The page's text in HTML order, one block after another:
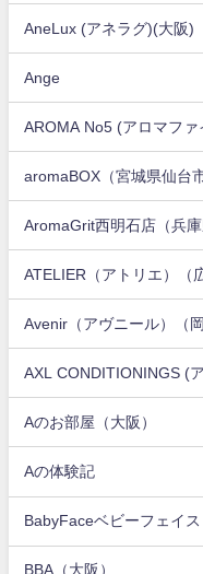
AneLux (アネラグ)(大阪)
Ange
AROMA No5 (アロマファ
aromaBOX（宮城県仙台
AromaGrit西明石店（兵庫
ATELIER（アトリエ）（
Avenir（アヴニール）（
AXL CONDITIONINGS (
Aのお部屋（大阪）
Aの体験記
BabyFaceベビーフェイス
BBA（大阪）